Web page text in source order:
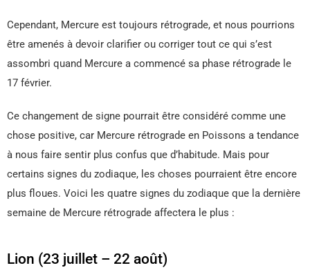
Cependant, Mercure est toujours rétrograde, et nous pourrions
être amenés à devoir clarifier ou corriger tout ce qui s’est
assombri quand Mercure a commencé sa phase rétrograde le
17 février.
Ce changement de signe pourrait être considéré comme une
chose positive, car Mercure rétrograde en Poissons a tendance
à nous faire sentir plus confus que d’habitude. Mais pour
certains signes du zodiaque, les choses pourraient être encore
plus floues. Voici les quatre signes du zodiaque que la dernière
semaine de Mercure rétrograde affectera le plus :
Lion (23 juillet – 22 août)